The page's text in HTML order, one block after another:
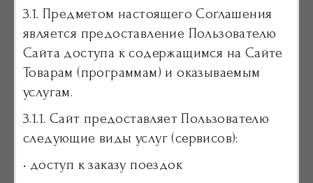
3.1. Предметом настоящего Соглашения
является предоставление Пользователю
Сайта доступа к содержащимся на Сайте
Товарам (программам) и оказываемым
услугам.
3.1.1. Сайт предоставляет Пользователю
следующие виды услуг (сервисов):
• доступ к заказу поездок